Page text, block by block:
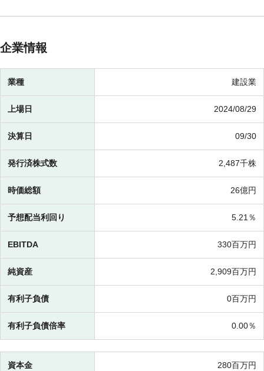
企業情報
業種 建設業
上場日 2024/08/29
決算日 09/30
発行済株式数 2,487千株
時価総額 26億円
予想配当利回り 5.21％
EBITDA 330百万円
純資産 2,909百万円
有利子負債 0百万円
有利子負債倍率 0.00％
資本金 280百万円